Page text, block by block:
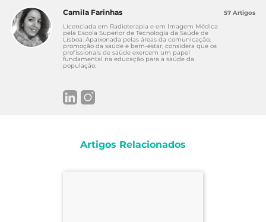
Camila Farinhas
Licenciada em Radioterapia e em Imagem Médica
pela Escola Superior de Tecnologia da Saúde de
Lisboa. Apaixonada pelas áreas da comunicação,
promoção da saúde e bem-estar, considera que os
profissionais de saúde exercem um papel
fundamental na educação para a saúde da
população.
57 Artigos
Artigos Relacionados